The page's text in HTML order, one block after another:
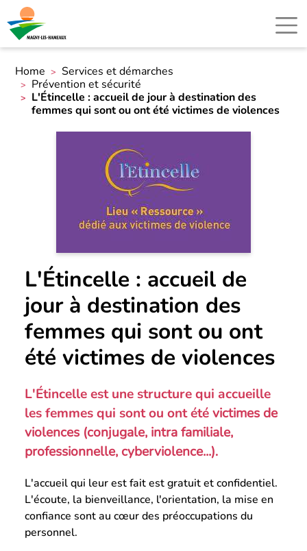
Home
Services et démarches
Prévention et sécurité
L'Étincelle : accueil de jour à destination des
femmes qui sont ou ont été victimes de violences
L'Étincelle : accueil de
jour à destination des
femmes qui sont ou ont
été victimes de violences
L'Étincelle est une structure qui accueille
les femmes qui sont ou ont étévictimes de
violences (conjugale, intra familiale,
professionnelle, cyberviolence...).
L'accueil qui leur est fait est gratuit et confidentiel.
L'écoute, la bienveillance, l'orientation, la mise en
confiance sont au cœur des préoccupations du
personnel.